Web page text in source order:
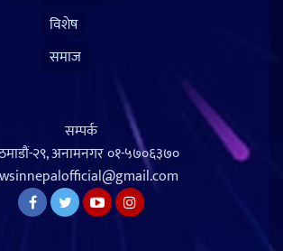
विशेष
समाज
सम्पर्क
२९, अनामनगर०१-५७०६३७०